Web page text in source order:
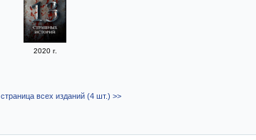
2020 г.
страница всех изданий (4 шт.) >>